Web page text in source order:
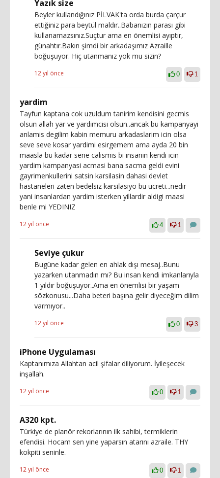
Yazık size
Beyler kullandığınız PİLVAK'ta orda burda çarçur
ettiğiniz para beytül maldır..Babanızın parası gibi
kullanamazsınız.Suçtur ama en önemlisi ayıptır,
günahtır.Bakın şimdi bir arkadaşımız Azraille
boğuşuyor. Hiç utanmanız yok mu sizin?
12 yıl önce 0 1
yardim
Tayfun kaptana cok uzuldum tanirim kendisini gecmis
olsun allah yar ve yardimcisi olsun..ancak bu kampanyayi
anlamis degilim kabin memuru arkadaslarim icin olsa
seve seve kosar yardimi esirgemem ama ayda 20 bin
maasla bu kadar sene calismis bi insanin kendi icin
yardim kampanyasi acmasi bana sacma geldi evini
gayrimenkullerini satsin karsilasin dahasi devlet
hastaneleri zaten bedelsiz karsilasiyo bu ucreti...nedir
yani insanlardan yardim isterken yillardir aldigi maasi
benle mi YEDINIZ
12 yıl önce 4 1
Seviye çukur
Bugüne kadar gelen en ahlak dışı mesaj..Bunu
yazarken utanmadın mı? Bu insan kendi imkanlarıyla
1 yıldır boğuşuyor..Ama en önemlisi bir yaşam
sözkonusu...Daha beteri başına gelir diyeceğim dilim
varmıyor..
12 yıl önce 0 3
iPhone Uygulaması
Kaptanımıza Allahtan acil şifalar diliyorum. İyileşecek
inşallah.
12 yıl önce 0 1
A320 kpt.
Türkiye de planör rekorlarının ilk sahibi, termiklerin
efendisi. Hocam sen yine yaparsın atarını azraile. THY
kokpiti seninle.
12 yıl önce 0 1